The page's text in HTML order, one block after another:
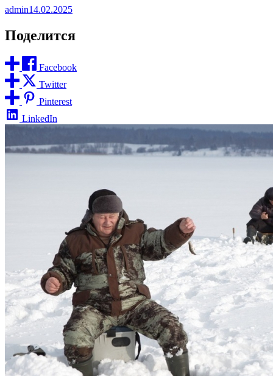
admin14.02.2025
Поделится
Facebook
Twitter
Pinterest
LinkedIn